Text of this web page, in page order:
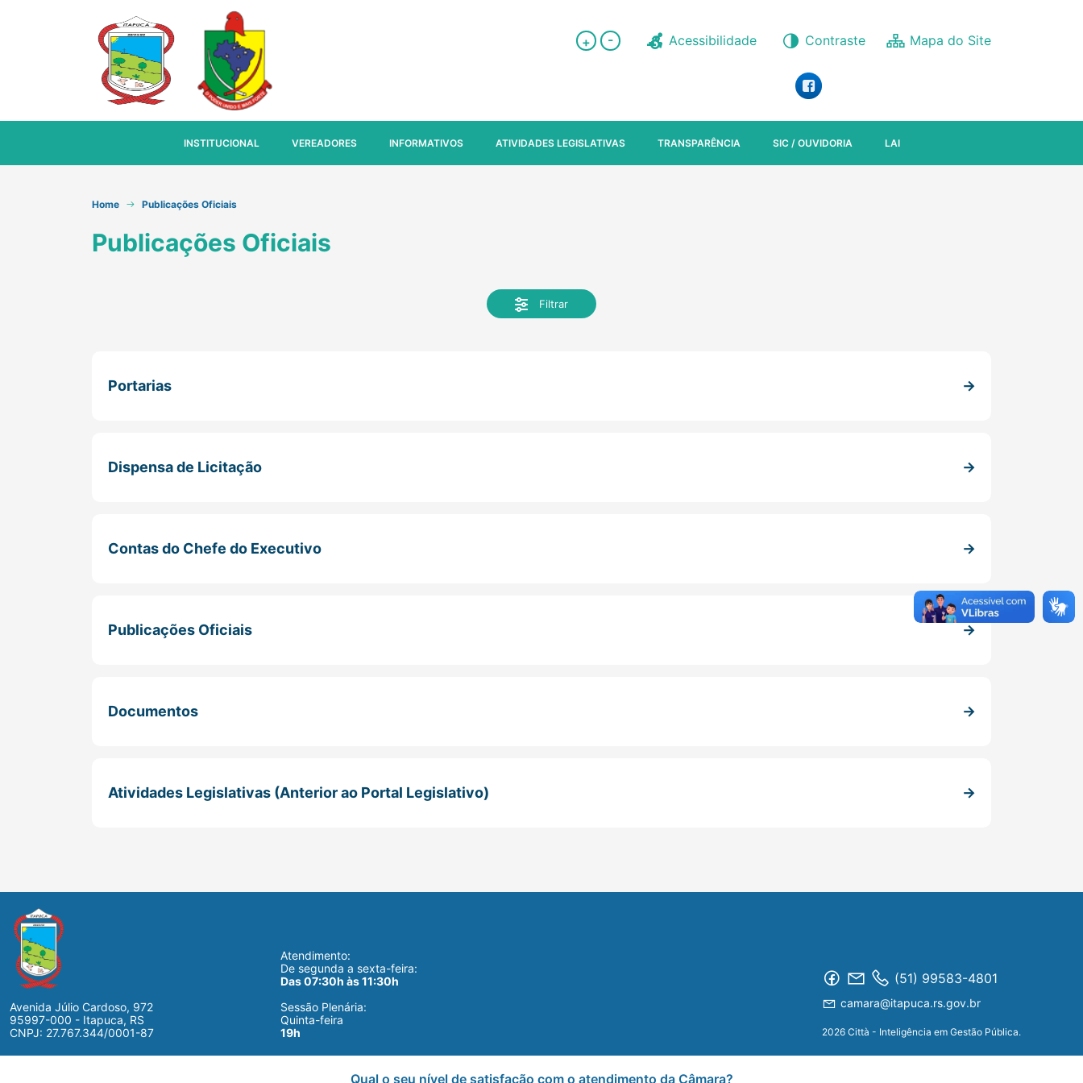
+ - Acessibilidade Contraste
INSTITUCIONAL VEREADORES INFORMATIVOS ATIVIDADES LEGISLATIVAS TRANSPARÊNCIA SIC / OUVIDORIA LAI
Home Publicações Oficiais
Publicações Oficiais
Filtrar
Portarias
Dispensa de Licitação
Contas do Chefe do Executivo
Publicações Oficiais
Documentos
Atividades Legislativas (Anterior ao Portal Legislativo)
Avenida Júlio Cardoso, 972
95997-000 - Itapuca, RS
CNPJ: 27.767.344/0001-87
Atendimento:
De segunda a sexta-feira:
Das 07:30h às 11:30h
Sessão Plenária:
Quinta-feira
19h
(51) 99583-4801
camara@itapuca.rs.gov.br
2026 Città - Inteligência em Gestão Pública.
Qual o seu nível de satisfação com o atendimento da Câmara?